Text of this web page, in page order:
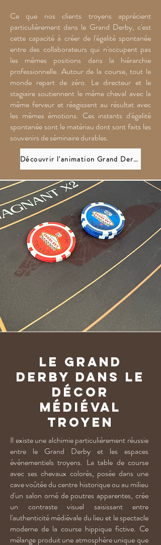
Ce que nos clients troyens apprécient
particulièrement dans le Grand Derby, c'est
cette capacité à créer de l'égalité spontanée
entre des collaborateurs qui n'occupent pas
les mêmes positions dans la hiérarchie
professionnelle. Autour de la course, tout le
monde repart de zéro. Le directeur et le
stagiaire soutiennent le même cheval avec la
même ferveur et réagissent au résultat avec
les mêmes émotions. Ces instants d'égalité
spontanée sont le matériau dont sont faits les
souvenirs de séminaire durables.
Découvrir l'animation Grand Derby
Le Grand
Derby dans le
décor
médiéval
troyen
Il existe une alchimie particulièrement réussie
entre le Grand Derby et les espaces
événementiels troyens. La table de course
avec ses chevaux colorés, posée dans une
cave voûtée du centre historique ou au milieu
d'un salon orné de poutres apparentes, crée
un contraste visuel saisissant entre
l'authenticité médiévale du lieu et le spectacle
moderne de la course hippique fictive. Ce
mélange produit une atmosphère unique que